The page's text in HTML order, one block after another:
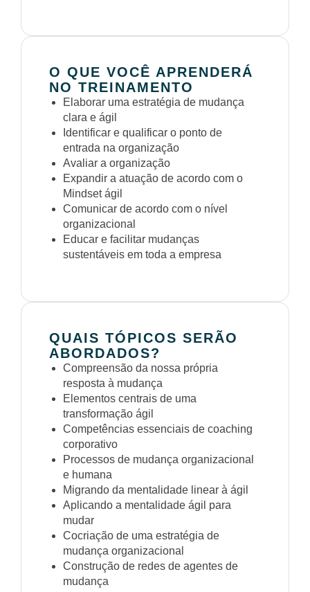
O QUE VOCÊ APRENDERÁ
NO TREINAMENTO
Elaborar uma estratégia de mudança
clara e ágil
Identificar e qualificar o ponto de
entrada na organização
Avaliar a organização
Expandir a atuação de acordo com o
Mindset ágil
Comunicar de acordo com o nível
organizacional
Educar e facilitar mudanças
sustentáveis em toda a empresa
QUAIS TÓPICOS SERÃO
ABORDADOS?
Compreensão da nossa própria
resposta à mudança
Elementos centrais de uma
transformação ágil
Competências essenciais de coaching
corporativo
Processos de mudança organizacional
e humana
Migrando da mentalidade linear à ágil
Aplicando a mentalidade ágil para
mudar
Cocriação de uma estratégia de
mudança organizacional
Construção de redes de agentes de
mudança